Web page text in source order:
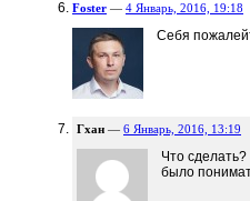
Foster — 4 Январь, 2016, 19:18
Себя
Гхан — 6 Январь, 2016, 13:19
Что
было